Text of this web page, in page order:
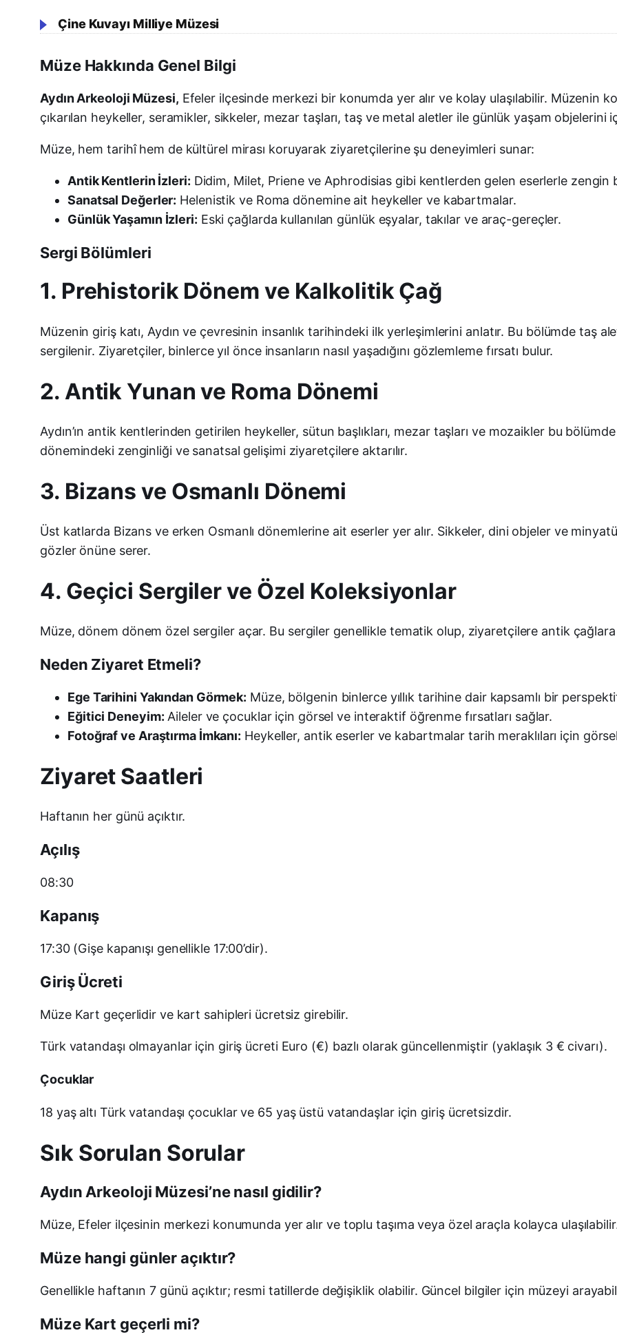
Çine Kuvayı Milliye Müzesi
Müze Hakkında Genel Bilgi
Aydın Arkeoloji Müzesi, Efeler ilçesinde merkezi bir konumda yer alır ve kolay ulaşılabilir. Müzenin
çıkarılan heykeller, seramikler, sikkeler, mezar taşları, taş ve metal aletler ile günlük yaşam objelerini
Müze, hem tarihî hem de kültürel mirası koruyarak ziyaretçilerine şu deneyimleri sunar:
Antik Kentlerin İzleri: Didim, Milet, Priene ve Aphrodisias gibi kentlerden gelen eserlerle zengin
Sanatsal Değerler: Helenistik ve Roma dönemine ait heykeller ve kabartmalar.
Günlük Yaşamın İzleri: Eski çağlarda kullanılan günlük eşyalar, takılar ve araç-gereçler.
Sergi Bölümleri
1. Prehistorik Dönem ve Kalkolitik Çağ
Müzenin giriş katı, Aydın ve çevresinin insanlık tarihindeki ilk yerleşimlerini anlatır. Bu bölümde taş
sergilenir. Ziyaretçiler, binlerce yıl önce insanların nasıl yaşadığını gözlemleme fırsatı bulur.
2. Antik Yunan ve Roma Dönemi
Aydın’ın antik kentlerinden getirilen heykeller, sütun başlıkları, mezar taşları ve mozaikler bu
dönemindeki zenginliği ve sanatsal gelişimi ziyaretçilere aktarılır.
3. Bizans ve Osmanlı Dönemi
Üst katlarda Bizans ve erken Osmanlı dönemlerine ait eserler yer alır. Sikkeler, dini objeler ve
gözler önüne serer.
4. Geçici Sergiler ve Özel Koleksiyonlar
Müze, dönem dönem özel sergiler açar. Bu sergiler genellikle tematik olup, ziyaretçilere antik
Neden Ziyaret Etmeli?
Ege Tarihini Yakından Görmek: Müze, bölgenin binlerce yıllık tarihine dair kapsamlı bir
Eğitici Deneyim: Aileler ve çocuklar için görsel ve interaktif öğrenme fırsatları sağlar.
Fotoğraf ve Araştırma İmkanı: Heykeller, antik eserler ve kabartmalar tarih meraklıları için
Ziyaret Saatleri
Haftanın her günü açıktır.
Açılış
08:30
Kapanış
17:30 (Gişe kapanışı genellikle 17:00’dir).
Giriş Ücreti
Müze Kart geçerlidir ve kart sahipleri ücretsiz girebilir.
Türk vatandaşı olmayanlar için giriş ücreti Euro (€) bazlı olarak güncellenmiştir (yaklaşık 3 € civarı).
Çocuklar
18 yaş altı Türk vatandaşı çocuklar ve 65 yaş üstü vatandaşlar için giriş ücretsizdir.
Sık Sorulan Sorular
Aydın Arkeoloji Müzesi’ne nasıl gidilir?
Müze, Efeler ilçesinin merkezi konumunda yer alır ve toplu taşıma veya özel araçla kolayca
Müze hangi günler açıktır?
Genellikle haftanın 7 günü açıktır; resmi tatillerde değişiklik olabilir. Güncel bilgiler için müzeyi
Müze Kart geçerli mi?